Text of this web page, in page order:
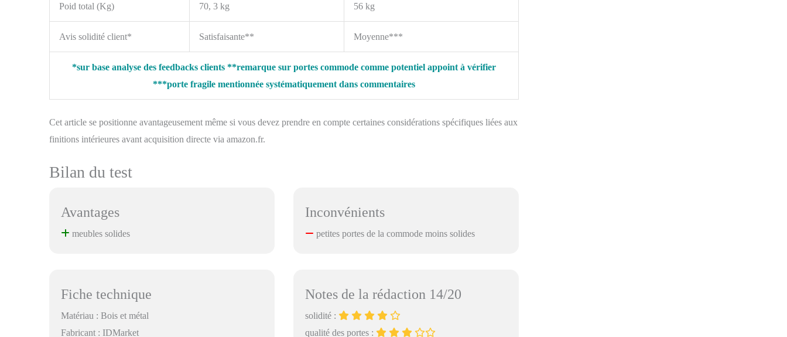
Poid total (Kg) 70, 3 kg 56 kg
Avis solidité client* Satisfaisante** Moyenne***
*sur base analyse des feedbacks clients **remarque sur portes commode comme potentiel appoint à vérifier
***porte fragile mentionnée systématiquement dans commentaires
Cet article se positionne avantageusement même si vous devez prendre en compte certaines considérations spécifiques liées aux
finitions intérieures avant acquisition directe via amazon.fr.
Bilan du test
Avantages
meubles solides
Inconvénients
petites portes de la commode moins solides
Fiche technique
Matériau : Bois et métal
Fabricant : IDMarket
Notes de la rédaction 14/20
solidité :
qualité des portes :